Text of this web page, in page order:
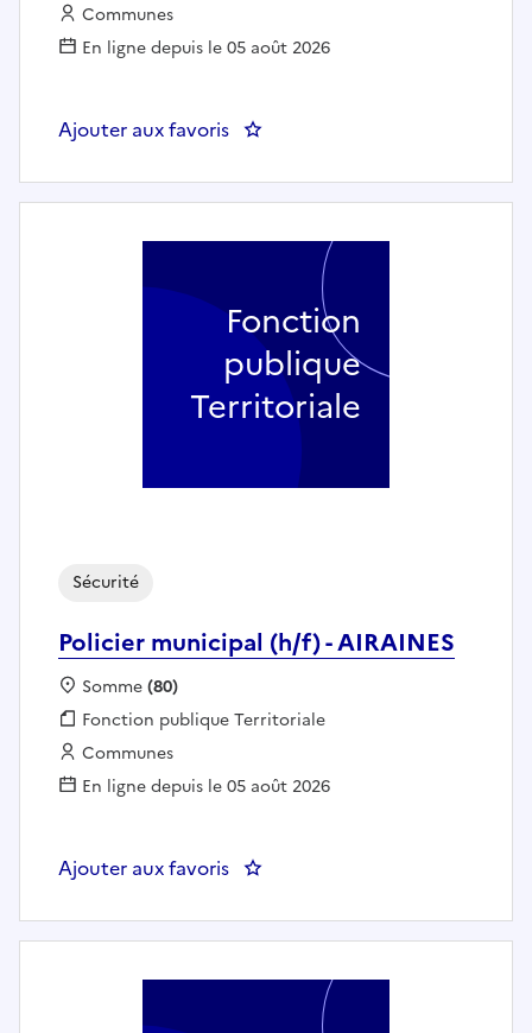
Employeur :
Communes
En ligne depuis le 05 août 2026
Ajouter aux favoris : AGENT DE SURVEILLANCE
Policier municipal (h/f) - AIRAINES
Sécurité
Localisation :
Somme(80)
Fonction publique :
Fonction publique Territoriale
Employeur :
Communes
En ligne depuis le 05 août 2026
Ajouter aux favoris : Policier municipal (h/f) -
Fonction
publique
Territoriale